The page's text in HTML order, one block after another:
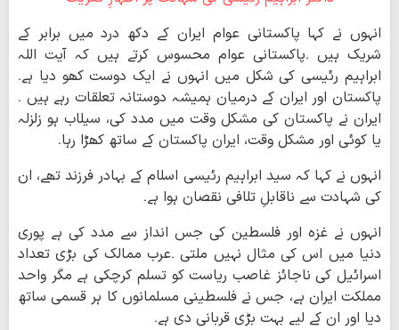
انہوں نے کہا پاکستانی عوام ایران کے دکھ درد میں برابر کے
شریک ہیں ۔پاکستانی عوام محسوس کرتے ہیں کہ آیت اللہ
ابراہیم رئیسی کی شکل میں انہوں نے ایک دوست کھو دیا ہے۔
پاکستان اور ایران کے درمیان ہمیشہ دوستانہ تعلقات رہے ہیں ۔
ایران نے پاکستان کی مشکل وقت میں مدد کی، سیلاب ہو زلزلہ
یا کوئی اور مشکل وقت، ایران پاکستان کے ساتھ کھڑا رہا۔
انہوں نے کہا کہ سید ابراہیم رئیسی اسلام کے بہادر فرزند تھے، ان
کی شہادت سے ناقابلِ تلافی نقصان ہوا ہے۔
انہوں نے غزہ اور فلسطین کی جس انداز سے مدد کی ہے پوری
دنیا میں اس کی مثال نہیں ملتی ۔عرب ممالک کی بڑی تعداد
اسرائیل کی ناجائز غاصب ریاست کو تسلم کرچکی ہے مگر واحد
مملکت ایران ہے، جس نے فلسطینی مسلمانوں کا ہر قسمی ساتھ
دیا اور ان کے لیے بہت بڑی قربانی دی ہے۔